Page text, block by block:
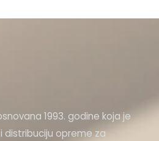
1993. godine koja je
distribuciju opreme za